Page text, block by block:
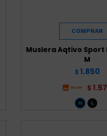
Muslera Aqtivo Sport
M
$ 1.850
$